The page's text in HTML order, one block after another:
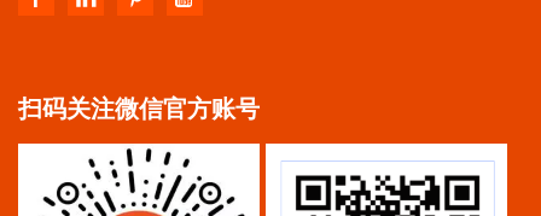
扫码关注微信官方账号